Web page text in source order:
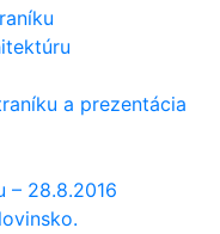
a prezentácia
– 28.8.2016